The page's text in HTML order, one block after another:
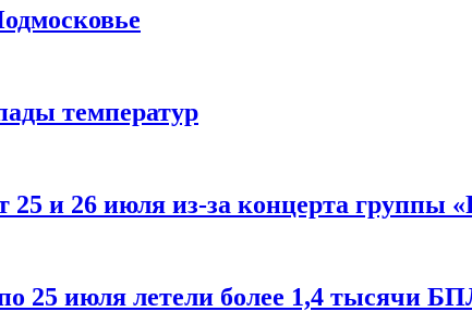
температур
25 и 26 июля из-за концерта группы
25 июля летели более 1,4 тысячи